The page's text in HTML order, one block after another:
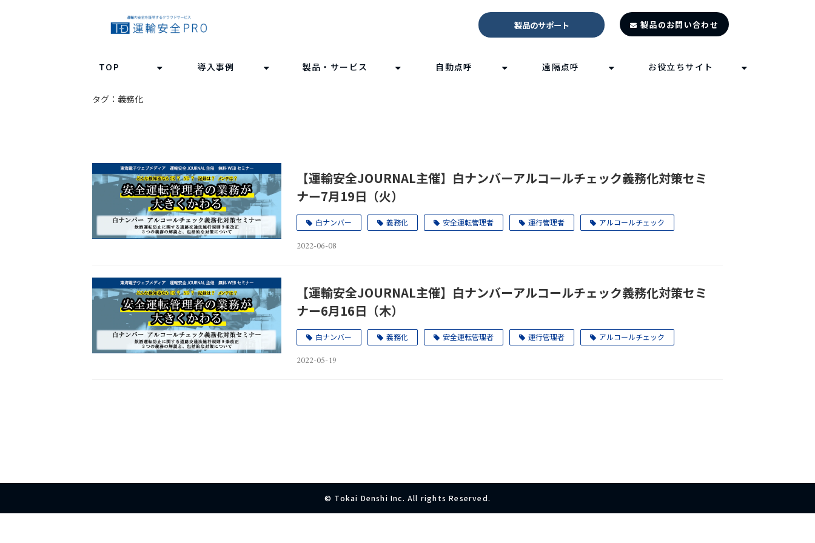
製品のサポート 製品のお問い合わせ
TOP 導入事例 製品・サービス 自動点呼 遠隔点呼 お役立ちサイト
タグ：義務化
【運輸安全JOURNAL主催】白ナンバーアルコールチェック義務化対策セミ
ナー7月19日（火）
白ナンバー 義務化 安全運転管理者 運行管理者 アルコールチェック
2022-06-08
【運輸安全JOURNAL主催】白ナンバーアルコールチェック義務化対策セミ
ナー6月16日（木）
白ナンバー 義務化 安全運転管理者 運行管理者 アルコールチェック
2022-05-19
© Tokai Denshi Inc. All rights Reserved.